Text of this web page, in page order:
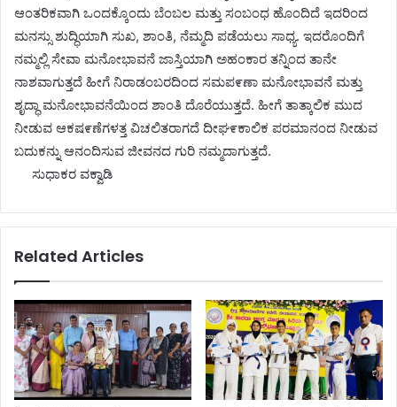
ಆಂತರಿಕವಾಗಿ ಒಂದಕ್ಕೊಂದು ಬೆಂಬಲ ಮತ್ತು ಸಂಬಂಧ ಹೊಂದಿದೆ ಇದರಿಂದ
ಮನಸ್ಸು ಶುದ್ಧಿಯಾಗಿ ಸುಖ, ಶಾಂತಿ, ನೆಮ್ಮದಿ ಪಡೆಯಲು ಸಾಧ್ಯ. ಇದರೊಂದಿಗೆ
ನಮ್ಮಲ್ಲಿ ಸೇವಾ ಮನೋ‌ಭಾವನೆ ಜಾಸ್ತಿಯಾಗಿ ಅಹಂಕಾರ ತನ್ನಿಂದ ತಾನೇ
ನಾಶವಾಗುತ್ತದೆ ಹೀಗೆ ನಿರಾಡಂಬರದಿಂದ ಸಮಪ೯ಣಾ ಮನೋಭಾವನೆ ಮತ್ತು
ಶೃದ್ಧಾ ಮನೋಭಾವನೆಯಿಂದ ಶಾಂತಿ ದೊರೆಯುತ್ತದೆ. ಹೀಗೆ ತಾತ್ಕಾಲಿಕ ಮುದ
ನೀಡುವ ಆಕಷ೯ಣೆಗಳತ್ತ ವಿಚಲಿತರಾಗದೆ ದೀಘ೯ಕಾಲಿಕ ಪರಮಾನಂದ ನೀಡುವ
ಬದುಕನ್ನು ಆನಂದಿಸುವ ಜೀವನದ ಗುರಿ ನಮ್ಮದಾಗುತ್ತದೆ.
ಸುಧಾಕರ ವಕ್ವಾಡಿ
Related Articles